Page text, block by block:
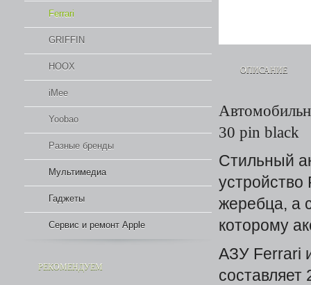
ОПИСАНИЕ
30 pin black
Стильный
устройство
жеребца, а
которому
АЗУ Ferrari
составляет
Ferrari
GRIFFIN
HOOX
iMee
Yoobao
Разные бренды
Мультимедиа
Гаджеты
Сервис и ремонт Apple
РЕКОМЕНДУЕМ